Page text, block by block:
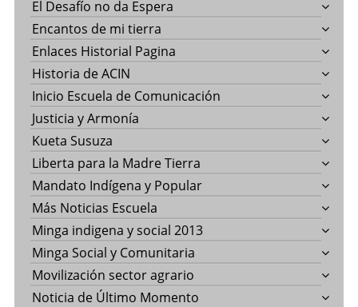
El Desafío no da Espera
Encantos de mi tierra
Enlaces Historial Pagina
Historia de ACIN
Inicio Escuela de Comunicación
Justicia y Armonía
Kueta Susuza
Liberta para la Madre Tierra
Mandato Indígena y Popular
Más Noticias Escuela
Minga indigena y social 2013
Minga Social y Comunitaria
Movilización sector agrario
Noticia de Último Momento